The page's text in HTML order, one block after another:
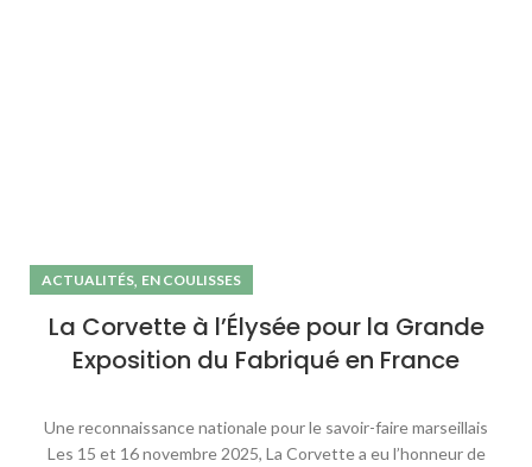
ACTUALITÉS, EN COULISSES
La Corvette à l’Élysée pour la Grande
Exposition du Fabriqué en France
Une reconnaissance nationale pour le savoir-faire marseillais
Les 15 et 16 novembre 2025, La Corvette a eu l’honneur de